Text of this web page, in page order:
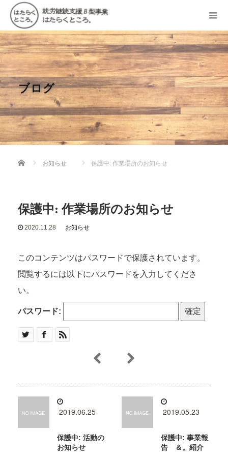
ブログ
Home お知らせ 保護中: 作業場所のお知らせ
保護中: 作業場所のお知らせ
2020.11.28 お知らせ
このコンテンツはパスワードで保護されています。
閲覧するには以下にパスワードを入力してくださ
い。
パスワード:
2019.06.25
保護中: 活動の
お知らせ
2019.05.23
保護中: 事業報
告 ＆。紹介